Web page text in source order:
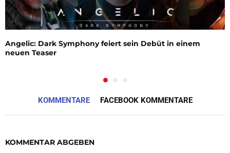
Angelic: Dark Symphony feiert sein Debüt in einem
neuen Teaser
KOMMENTARE FACEBOOK KOMMENTARE
KOMMENTAR ABGEBEN